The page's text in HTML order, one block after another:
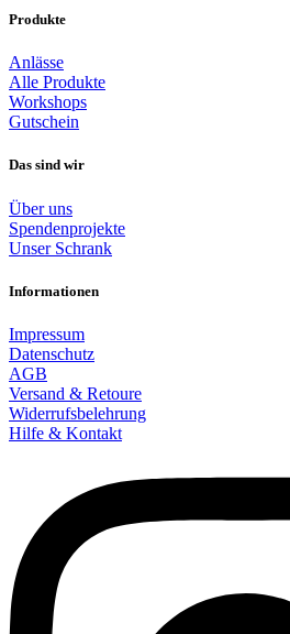
Produkte
Anlässe
Alle Produkte
Workshops
Gutschein
Das sind wir
Über uns
Spendenprojekte
Unser Schrank
Informationen
Impressum
Datenschutz
AGB
Versand & Retoure
Widerrufsbelehrung
Hilfe & Kontakt